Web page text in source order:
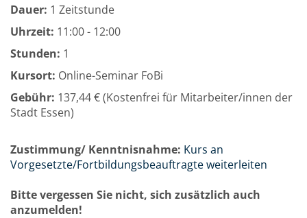
Dauer: 1 Zeitstunde
Uhrzeit: 11:00 - 12:00
Stunden: 1
Kursort: Online-Seminar FoBi
Gebühr: 137,44 € (Kostenfrei für Mitarbeiter/innen der
Stadt Essen)
Zustimmung/ Kenntnisnahme: Kurs an
Vorgesetzte/Fortbildungsbeauftragte weiterleiten
Bitte vergessen Sie nicht, sich zusätzlich auch
anzumelden!